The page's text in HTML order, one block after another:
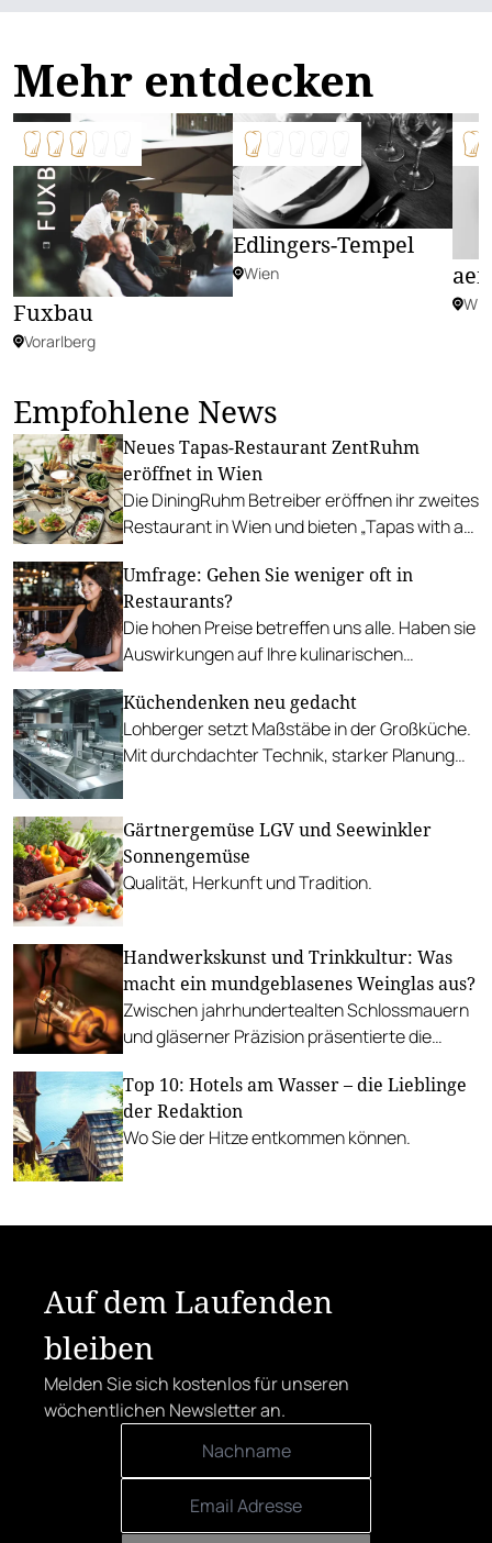
Mehr entdecken
Fuxbau
Vorarlberg
Edlingers-Tempel
Wien
Empfohlene News
Neues Tapas-Restaurant ZentRuhm
eröffnet in Wien
Die DiningRuhm Betreiber eröffnen ihr zweites
Restaurant in Wien und bieten „Tapas with a
historischen Location an.
Umfrage: Gehen Sie weniger oft in
Restaurants?
Die hohen Preise betreffen uns alle. Haben sie
Auswirkungen auf Ihre kulinarischen
Küchendenken neu gedacht
Lohberger setzt Maßstäbe in der Großküche.
Mit durchdachter Technik, starker Planung
Gärtnergemüse LGV und Seewinkler
Sonnengemüse
Qualität, Herkunft und Tradition.
Handwerkskunst und Trinkkultur: Was
macht ein mundgeblasenes Weinglas aus?
Zwischen jahrhundertealten Schlossmauern
und gläserner Präzision präsentierte die
Gläser im exklusiven Rahmen des Rosewood
Schloss Fuschl.
Top 10: Hotels am Wasser – die Lieblinge
der Redaktion
Wo Sie der Hitze entkommen können.
Auf dem Laufenden
bleiben
Melden Sie sich kostenlos für unseren
wöchentlichen Newsletter an.